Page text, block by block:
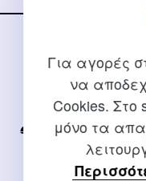
Για αγορές
να
Cookies. Στο
μόνο τα
ΕΠΙΚΟΙΝΩΝΊΑ
Για διευκρινίσεις και
Internet
2310 267108
info@salto.gr